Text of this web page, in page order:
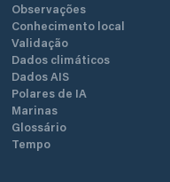
Observações
Conhecimento local
Validação
Dados climáticos
Dados AIS
Polares de IA
Marinas
Glossário
Tempo